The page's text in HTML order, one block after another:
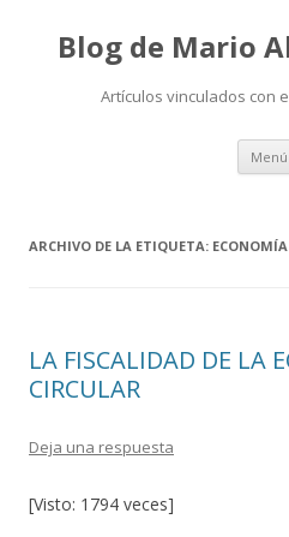
Blog de Mario
Artículos vinculados con
Menú
ARCHIVO DE LA ETIQUETA:
LA FISCALIDAD DE LA
CIRCULAR
Deja una respuesta
[Visto: 1794 veces]